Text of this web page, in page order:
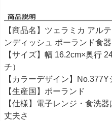
【商品名】ツェラミカ アル
ンディッシュ ポーランド食器
【サイズ】幅 16.2cm×奥行
チ）
【カラーデザイン】No.377Y
【生産国】ポーランド
【仕様】電子レンジ・食洗
丈夫さ